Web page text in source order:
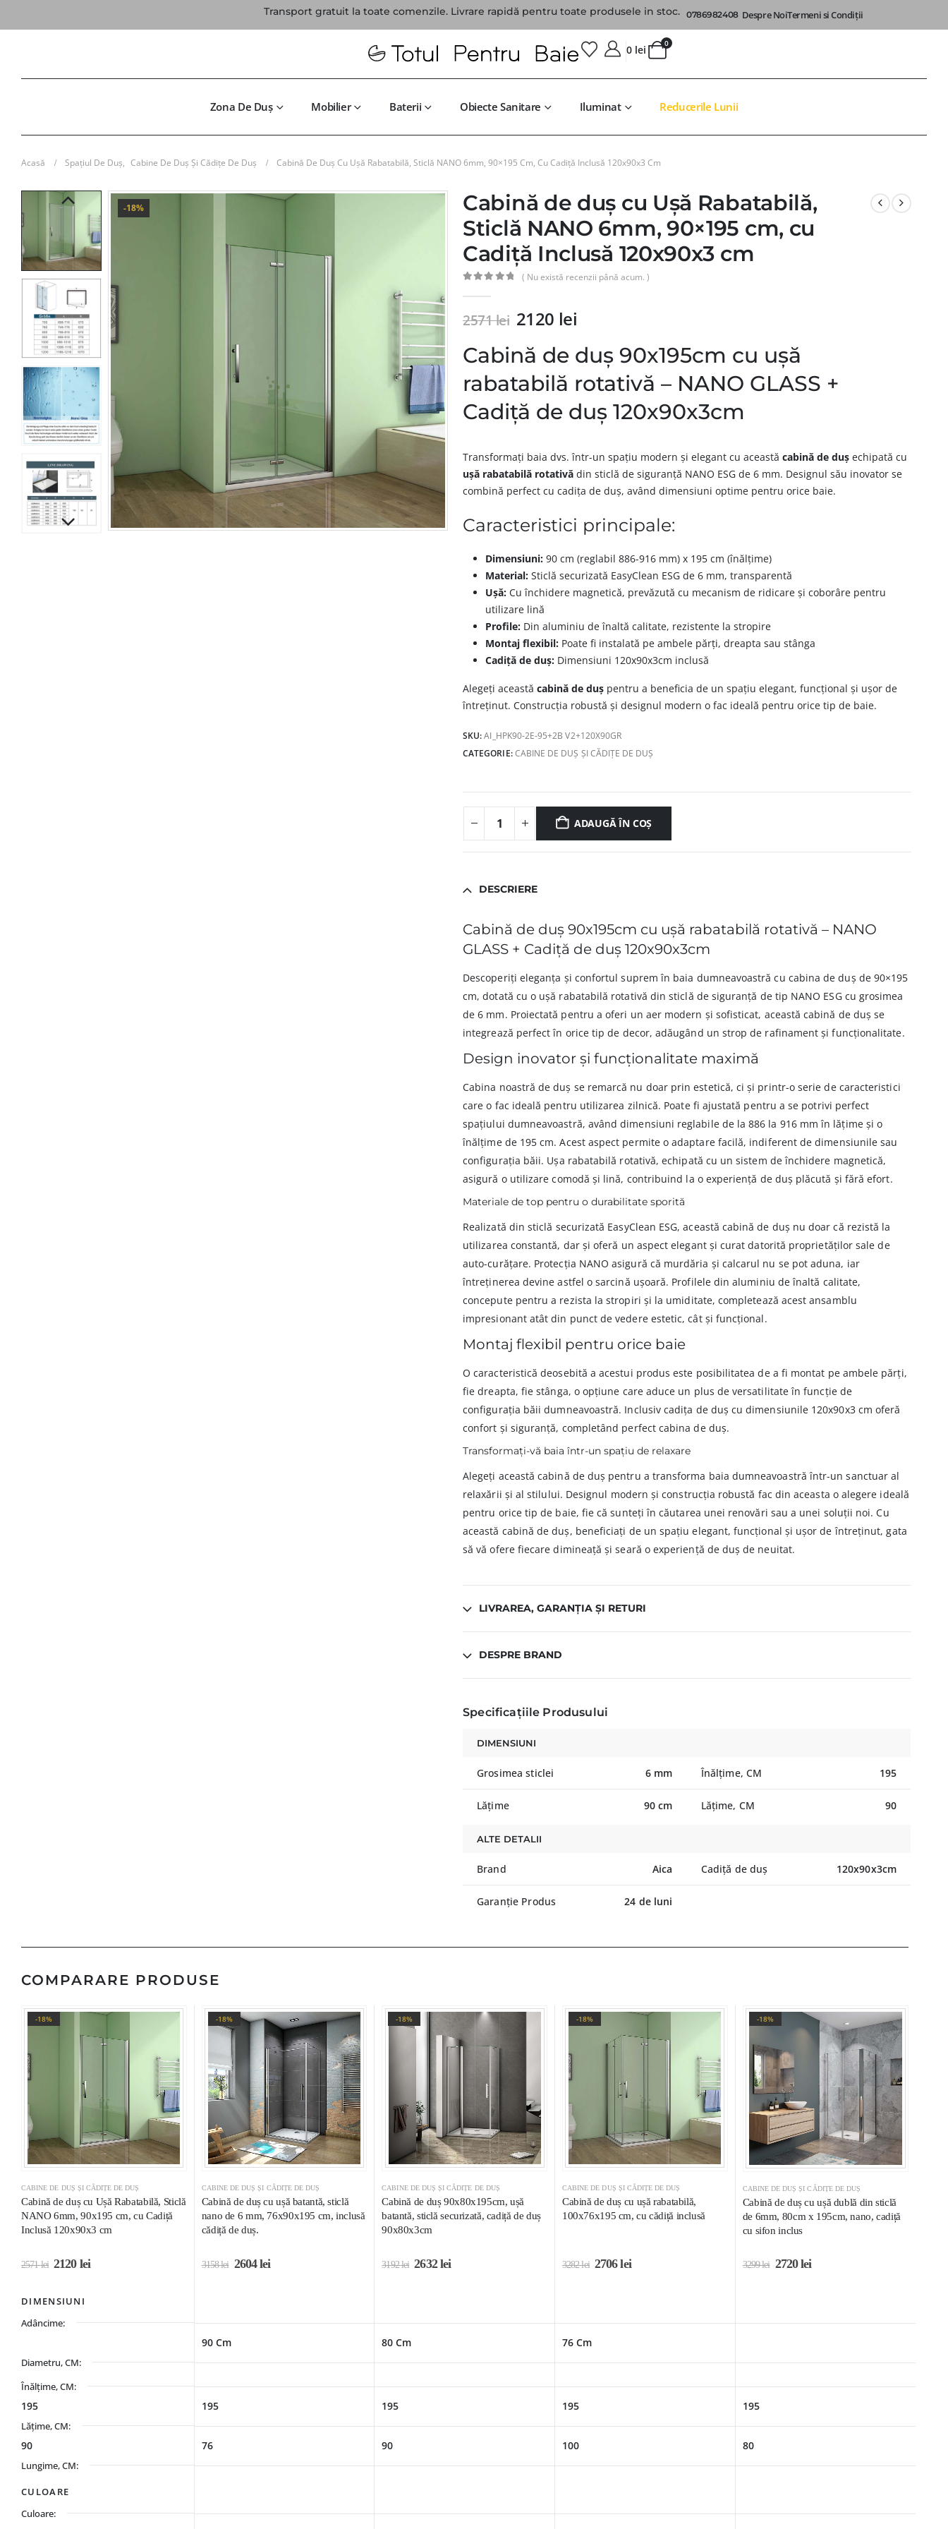
Transport gratuit la toate comenzile. Livrare rapidă pentru toate produsele in stoc. 0786982408 Despre NoiTermeni si Condiții
0
0 lei
Zona De Duș Mobilier Baterii Obiecte Sanitare Iluminat Reducerile Lunii
Acasă Spațiul De Duș, Cabine De Duș Și Cădițe De Duș Cabină De Duș Cu Ușă Rabatabilă, Sticlă NANO 6mm, 90×195 Cm, Cu Cadiță Inclusă 120x90x3 Cm
-18%
Cabină de duș cu Ușă Rabatabilă,
Sticlă NANO 6mm, 90×195 cm, cu
Cadiță Inclusă 120x90x3 cm
( Nu există recenzii până acum. )
2571lei 2120 lei
Cabină de duș 90x195cm cu ușă
rabatabilă rotativă – NANO GLASS +
Cadiță de duș 120x90x3cm
Transformați baia dvs. într-un spațiu modern și elegant cu aceastăcabină de duș echipată cu
ușă rabatabilă rotativă din sticlă de siguranță NANO ESG de 6 mm. Designul său inovator se
combină perfect cu cadița de duș, având dimensiuni optime pentru orice baie.
Caracteristici principale:
Dimensiuni: 90 cm (reglabil 886-916 mm) x 195 cm (înălțime)
Material: Sticlă securizată EasyClean ESG de 6 mm, transparentă
Ușă: Cu închidere magnetică, prevăzută cu mecanism de ridicare și coborâre pentru
utilizare lină
Profile: Din aluminiu de înaltă calitate, rezistente la stropire
Montaj flexibil: Poate fi instalată pe ambele părți, dreapta sau stânga
Cadiță de duș: Dimensiuni 120x90x3cm inclusă
Alegeți aceastăcabină de duș pentru a beneficia de un spațiu elegant, funcțional și ușor de
întreținut. Construcția robustă și designul modern o fac ideală pentru orice tip de baie.
SKU:AI_HPK90-2E-95+2B V2+120X90GR
CATEGORIE:CABINE DE DUȘ ȘI CĂDIȚE DE DUȘ
ADAUGĂ ÎN COȘ
DESCRIERE
Cabină de duș 90x195cm cu ușă rabatabilă rotativă – NANO
GLASS + Cadiță de duș 120x90x3cm
Descoperiți eleganța și confortul suprem în baia dumneavoastră cu cabina de duș de 90×195
cm, dotată cu o ușă rabatabilă rotativă din sticlă de siguranță de tip NANO ESG cu grosimea
de 6 mm. Proiectată pentru a oferi un aer modern și sofisticat, această cabină de duș se
integrează perfect în orice tip de decor, adăugând un strop de rafinament și funcționalitate.
Design inovator și funcționalitate maximă
Cabina noastră de duș se remarcă nu doar prin estetică, ci și printr-o serie de caracteristici
care o fac ideală pentru utilizarea zilnică. Poate fi ajustată pentru a se potrivi perfect
spațiului dumneavoastră, având dimensiuni reglabile de la 886 la 916 mm în lățime și o
înălțime de 195 cm. Acest aspect permite o adaptare facilă, indiferent de dimensiunile sau
configurația băii. Ușa rabatabilă rotativă, echipată cu un sistem de închidere magnetică,
asigură o utilizare comodă și lină, contribuind la o experiență de duș plăcută și fără efort.
Materiale de top pentru o durabilitate sporită
Realizată din sticlă securizată EasyClean ESG, această cabină de duș nu doar că rezistă la
utilizarea constantă, dar și oferă un aspect elegant și curat datorită proprietăților sale de
auto-curățare. Protecția NANO asigură că murdăria și calcarul nu se pot aduna, iar
întreținerea devine astfel o sarcină ușoară. Profilele din aluminiu de înaltă calitate,
concepute pentru a rezista la stropiri și la umiditate, completează acest ansamblu
impresionant atât din punct de vedere estetic, cât și funcțional.
Montaj flexibil pentru orice baie
O caracteristică deosebită a acestui produs este posibilitatea de a fi montat pe ambele părți,
fie dreapta, fie stânga, o opțiune care aduce un plus de versatilitate în funcție de
configurația băii dumneavoastră. Inclusiv cadița de duș cu dimensiunile 120x90x3 cm oferă
confort și siguranță, completând perfect cabina de duș.
Transformați-vă baia într-un spațiu de relaxare
Alegeți această cabină de duș pentru a transforma baia dumneavoastră într-un sanctuar al
relaxării și al stilului. Designul modern și construcția robustă fac din aceasta o alegere ideală
pentru orice tip de baie, fie că sunteți în căutarea unei renovări sau a unei soluții noi. Cu
această cabină de duș, beneficiați de un spațiu elegant, funcțional și ușor de întreținut, gata
să vă ofere fiecare dimineață și seară o experiență de duș de neuitat.
LIVRAREA, GARANȚIA ȘI RETURI
DESPRE BRAND
Specificațiile Produsului
DIMENSIUNI
Grosimea sticlei 6 mm Înălțime, CM 195
Lățime 90 cm Lățime, CM 90
ALTE DETALII
Brand Aica Cadiță de duș 120x90x3cm
Garanție Produs 24 de luni
COMPARARE PRODUSE
-18%
CABINE DE DUȘ ȘI CĂDIȚE DE DUȘ
Cabină de duș cu Ușă Rabatabilă, Sticlă
NANO 6mm, 90x195 cm, cu Cadiță
Inclusă 120x90x3 cm
2571lei 2120 lei
-18%
CABINE DE DUȘ ȘI CĂDIȚE DE DUȘ
Cabină de duș cu ușă batantă, sticlă
nano de 6 mm, 76x90x195 cm, inclusă
cădiță de duș.
3158lei 2604lei
-18%
CABINE DE DUȘ ȘI CĂDIȚE DE DUȘ
Cabină de duș 90x80x195cm, ușă
batantă, sticlă securizată, cadiță de duș
90x80x3cm
3192lei 2632lei
-18%
CABINE DE DUȘ ȘI CĂDIȚE DE DUȘ
Cabină de duș cu ușă rabatabilă,
100x76x195 cm, cu cădiță inclusă
3282lei 2706lei
-18%
CABINE DE DUȘ ȘI CĂDIȚE DE DUȘ
Cabină de duș cu ușă dublă din sticlă
de 6mm, 80cm x 195cm, nano, cadiță
cu sifon inclus
3299lei 2720lei
DIMENSIUNI
Adâncime:
90 Cm 80 Cm 76 Cm
Diametru, CM:
Înălțime, CM:
195 195 195 195 195
Lățime, CM:
90 76 90 100 80
Lungime, CM:
CULOARE
Culoare: